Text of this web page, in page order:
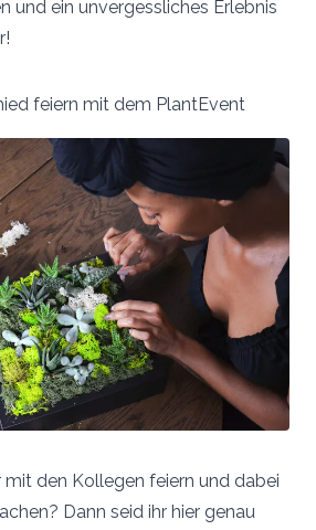
und ein unvergessliches Erlebnis
feiern mit dem PlantEvent
mit den Kollegen feiern und dabei
Dann seid ihr hier genau